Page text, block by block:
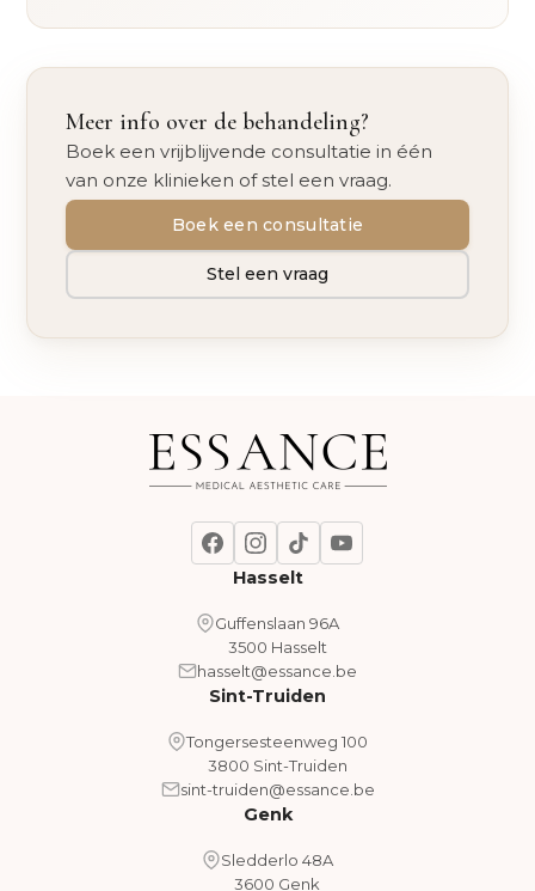
Meer info over de behandeling?
Boek een vrijblijvende consultatie in één
van onze klinieken of stel een vraag.
Boek een consultatie
Stel een vraag
Hasselt
Guffenslaan 96A
3500 Hasselt
hasselt@essance.be
Sint-Truiden
Tongersesteenweg 100
3800 Sint-Truiden
sint-truiden@essance.be
Genk
Sledderlo 48A
3600 Genk